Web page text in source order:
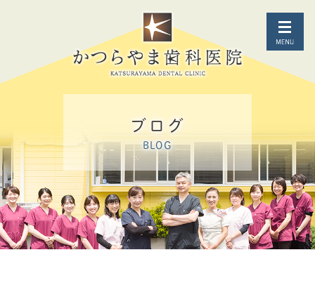
ブログ
BLOG